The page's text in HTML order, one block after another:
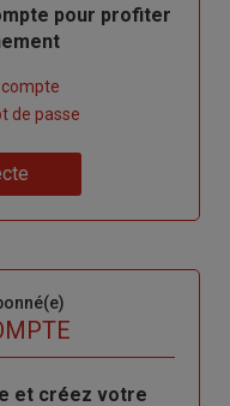
pour profiter
de passe
et créez votre